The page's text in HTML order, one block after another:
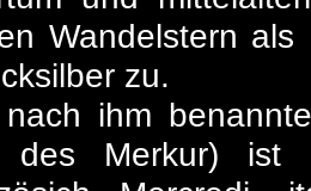
Wandelstern
zu.
ihm
des Merkur) ist